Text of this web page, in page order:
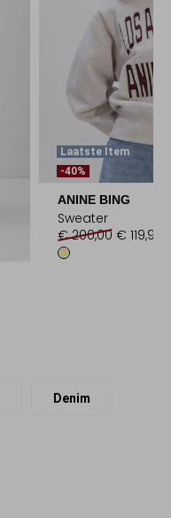
Laatste Item
-40%
ANINE BING
Sweater
€ 200,00 € 119,99
Denim